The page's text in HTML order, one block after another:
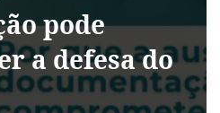
pode
a defesa do